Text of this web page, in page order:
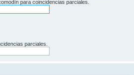
para coincidencias parciales.
parciales.